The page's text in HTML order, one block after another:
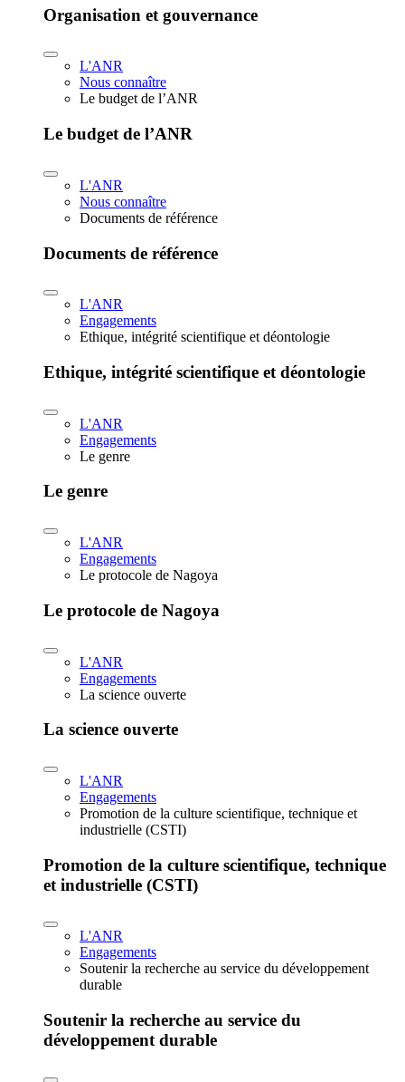
Organisation et gouvernance
L'ANR
Nous connaître
Le budget de l’ANR
Le budget de l’ANR
L'ANR
Nous connaître
Documents de référence
Documents de référence
L'ANR
Engagements
Ethique, intégrité scientifique et déontologie
Ethique, intégrité scientifique et déontologie
L'ANR
Engagements
Le genre
Le genre
L'ANR
Engagements
Le protocole de Nagoya
Le protocole de Nagoya
L'ANR
Engagements
La science ouverte
La science ouverte
L'ANR
Engagements
Promotion de la culture scientifique, technique et
industrielle (CSTI)
Promotion de la culture scientifique, technique
et industrielle (CSTI)
L'ANR
Engagements
Soutenir la recherche au service du développement
durable
Soutenir la recherche au service du
développement durable